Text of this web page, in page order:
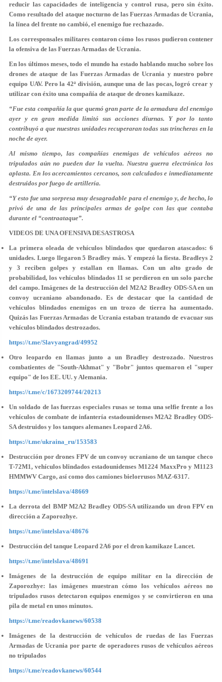
reducir las capacidades de inteligencia y control rusa, pero sin éxito.
Como resultado del ataque nocturno de las Fuerzas Armadas de Ucrania,
la línea del frente no cambió, el enemigo fue rechazado.
Los corresponsales militares contaron cómo los rusos pudieron contener
la ofensiva de las Fuerzas Armadas de Ucrania.
En los últimos meses, todo el mundo ha estado hablando mucho sobre los
drones de ataque de las Fuerzas Armadas de Ucrania y nuestro pobre
equipo UAV. Pero la 42ª división, aunque una de las pocas, logró crear y
utilizar con éxito una compañía de ataque de drones kamikaze.
“Fue esta compañía la que quemó gran parte de la armadura del enemigo
ayer y en gran medida limitó sus acciones diurnas. Y por lo tanto
contribuyó a que nuestras unidades recuperaran todas sus trincheras en la
noche de ayer.
Al mismo tiempo, las compañías enemigas de vehículos aéreos no
tripulados aún no pueden dar la vuelta. Nuestra guerra electrónica los
aplasta. En los acercamientos cercanos, son calculados e inmediatamente
destruidos por fuego de artillería.
“Y esto fue una sorpresa muy desagradable para el enemigo y, de hecho, lo
privó de una de las principales armas de golpe con las que contaba
durante el “contraataque”.
VIDEOS DE UNA OFENSIVA DESASTROSA
La primera oleada de vehículos blindados que quedaron atascados: 6
unidades. Luego llegaron 5 Bradley más. Y empezó la fiesta. Bradleys 2
y 3 reciben golpes y estallan en llamas. Con un alto grado de
probabilidad, los vehículos blindados 11 se perdieron en un solo parche
del campo. Imágenes de la destrucción del M2A2 Bradley ODS-SA en un
convoy ucraniano abandonado. Es de destacar que la cantidad de
vehículos blindados enemigos en un trozo de tierra ha aumentado.
Quizás las Fuerzas Armadas de Ucrania estaban tratando de evacuar sus
vehículos blindados destrozados.
https://t.me/Slavyangrad/49952
Otro leopardo en llamas junto a un Bradley destrozado. Nuestros
combatientes de "South-Akhmat" y "Bobr" juntos quemaron el "super
equipo" de los EE. UU. y Alemania.
https://t.me/c/1673209744/20213
Un soldado de las fuerzas especiales rusas se toma una selfie frente a los
vehículos de combate de infantería estadounidenses M2A2 Bradley ODS-
SA destruidos y los tanques alemanes Leopard 2A6.
https://t.me/ukraina_ru/153583
Destrucción por drones FPV de un convoy ucraniano de un tanque checo
T-72M1, vehículos blindados estadounidenses M1224 MaxxPro y M1123
HMMWV Cargo, así como dos camiones bielorrusos MAZ-6317.
https://t.me/intelslava/48669
La derrota del BMP M2A2 Bradley ODS-SA utilizando un dron FPV en
dirección a Zaporozhye.
https://t.me/intelslava/48676
Destrucción del tanque Leopard 2A6 por el dron kamikaze Lancet.
https://t.me/intelslava/48691
Imágenes de la destrucción de equipo militar en la dirección de
Zaporozhye:las imágenes muestran cómo los vehículos aéreos no
tripulados rusos detectaron equipos enemigos y se convirtieron en una
pila de metal en unos minutos.
https://t.me/readovkanews/60538
Imágenes de la destrucción de vehículos de ruedas de las Fuerzas
Armadas de Ucrania por parte de operadores rusos de vehículos aéreos
no tripulados
https://t.me/readovkanews/60544